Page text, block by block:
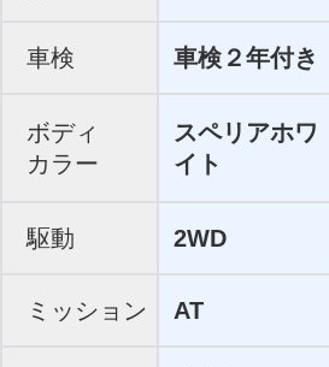
車検 車検２年付き
ボディ
カラー
スペリアホワ
イト
駆動 2WD
ミッション AT